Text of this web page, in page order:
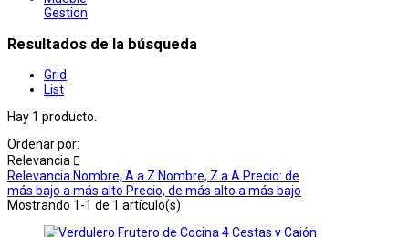
Gestion
Resultados de la búsqueda
Grid
List
Hay 1 producto.
Ordenar por:
Relevancia 
Relevancia Nombre, A a Z Nombre, Z a A Precio: de
más bajo a más alto Precio, de más alto a más bajo
Mostrando 1-1 de 1 artículo(s)